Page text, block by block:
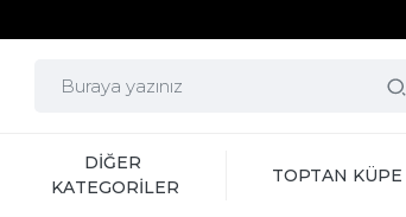
DİĞER
KATEGORİLER
TOPTAN KÜPE